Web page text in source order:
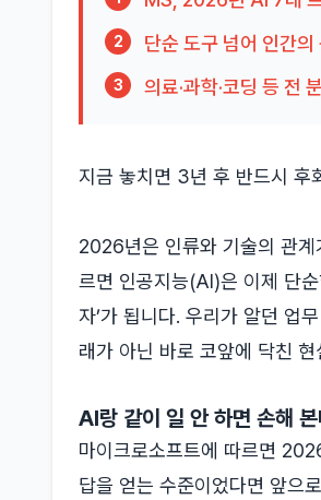
2 단순 도구 넘어 인간
3 의료·과학·코딩 등 전
지금 놓치면 3년 후 반드시 후
2026년은 인류와 기술의 관
르면 인공지능(AI)은 이제 단
자’가 됩니다. 우리가 알던 업
래가 아닌 바로 코앞에 닥친
AI랑 같이 일 안 하면 손해
마이크로소프트에 따르면
답을 얻는 수준이었다면 앞으